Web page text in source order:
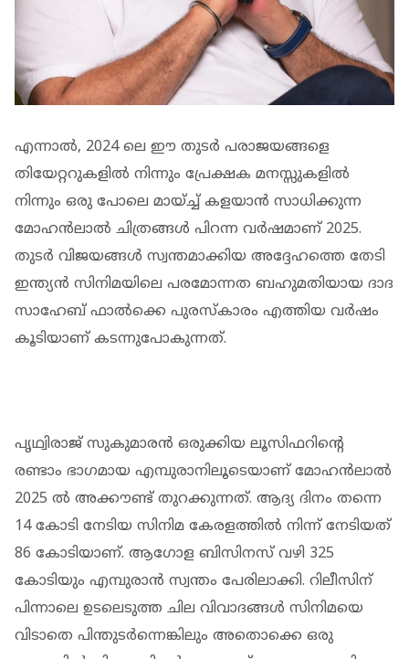
എന്നാല്‍, 2024 ലെ ഈ തുടർ പരാജയങ്ങളെ
തിയേറ്ററുകളില്‍ നിന്നും പ്രേക്ഷക മനസ്സുകളില്‍
നിന്നും ഒരു പോലെ മായ്ച്ച് കളയാന്‍ സാധിക്കുന്ന
മോഹന്‍ലാല്‍ ചിത്രങ്ങള്‍ പിറന്ന വർഷമാണ് 2025.
തുടർ വിജയങ്ങള്‍ സ്വന്തമാക്കിയ അദ്ദേഹത്തെ തേടി
ഇന്ത്യന്‍ സിനിമയിലെ പരമോന്നത ബഹുമതിയായ ദാദ
സാഹേബ് ഫാല്‍ക്കെ പുരസ്‌കാരം എത്തിയ വർഷം
കൂടിയാണ് കടന്നുപോകുന്നത്.
പൃഥ്വിരാജ് സുകുമാരൻ ഒരുക്കിയ ലൂസിഫറിന്റെ
രണ്ടാം ഭാഗമായ എമ്പുരാനിലൂടെയാണ് മോഹൻലാൽ
2025 ൽ അക്കൗണ്ട് തുറക്കുന്നത്. ആദ്യ ദിനം തന്നെ
14 കോടി നേടിയ സിനിമ കേരളത്തിൽ നിന്ന് നേടിയത്
86 കോടിയാണ്. ആഗോള ബിസിനസ് വഴി 325
കോടിയും എമ്പുരാൻ സ്വന്തം പേരിലാക്കി. റിലീസിന്
പിന്നാലെ ഉടലെടുത്ത ചില വിവാദങ്ങൾ സിനിമയെ
വിടാതെ പിന്തുടർന്നെങ്കിലും അതൊക്കെ ഒരു